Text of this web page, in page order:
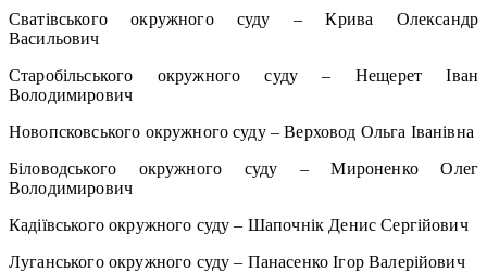
Сватівського окружного суду – Крива Олександр
Васильович
Старобільського окружного суду – Нещерет Іван
Володимирович
Новопсковського окружного суду – Верховод Ольга Іванівна
Біловодського окружного суду – Мироненко Олег
Володимирович
Кадіївського окружного суду – Шапочнік Денис Сергійович
Луганського окружного суду – Панасенко Ігор Валерійович